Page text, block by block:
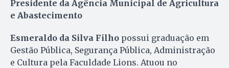
Presidente da Agência Municipal de Agricultura
e Abastecimento
Esmeraldo da Silva Filho possui graduação em
Gestão Pública, Segurança Pública, Administração
e Cultura pela Faculdade Lions. Atuou no